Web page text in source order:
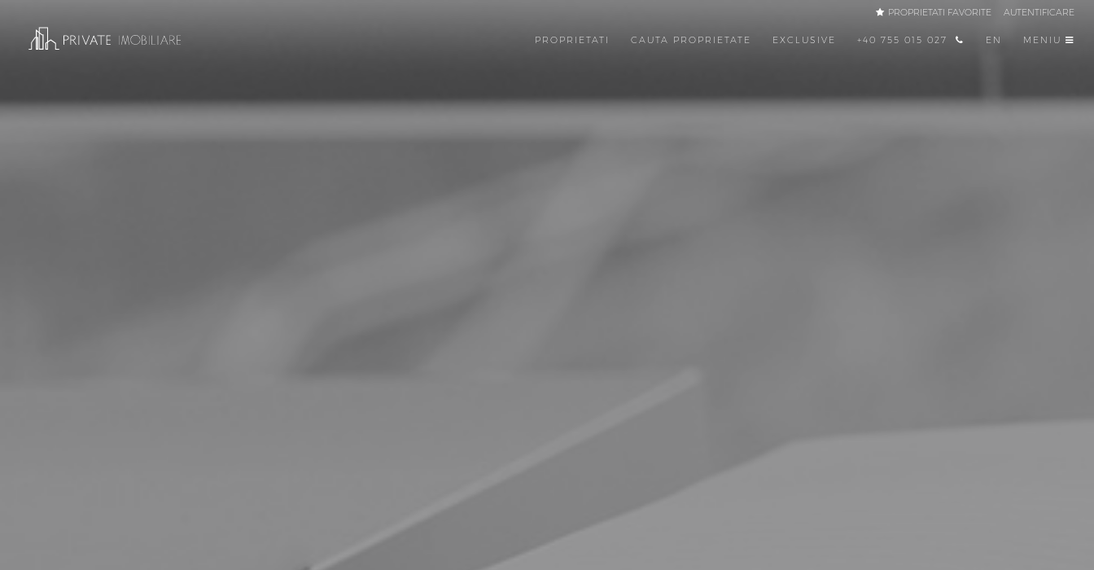
PROPRIETATI FAVORITE AUTENTIFICARE
PROPRIETATI CAUTA PROPRIETATE EXCLUSIVE +40 755 015 027 EN MENIU